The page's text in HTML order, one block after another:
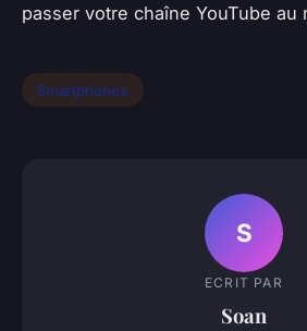
passer votre chaîne YouTube au
Smartphones
S
ECRIT PAR
Soan